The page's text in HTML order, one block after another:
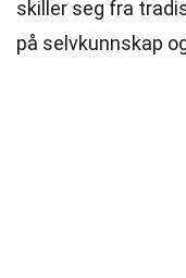
skiller seg fra
på selvkunnskap